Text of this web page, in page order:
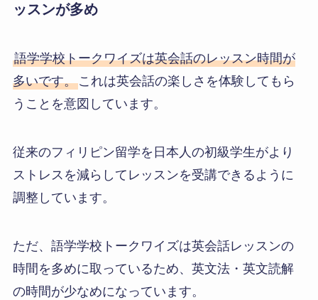
ッスンが多め
語学学校トークワイズは英会話のレッスン時間が
多いです。これは英会話の楽しさを体験してもら
うことを意図しています。
従来のフィリピン留学を日本人の初級学生がより
ストレスを減らしてレッスンを受講できるように
調整しています。
ただ、語学学校トークワイズは英会話レッスンの
時間を多めに取っているため、英文法・英文読解
の時間が少なめになっています。